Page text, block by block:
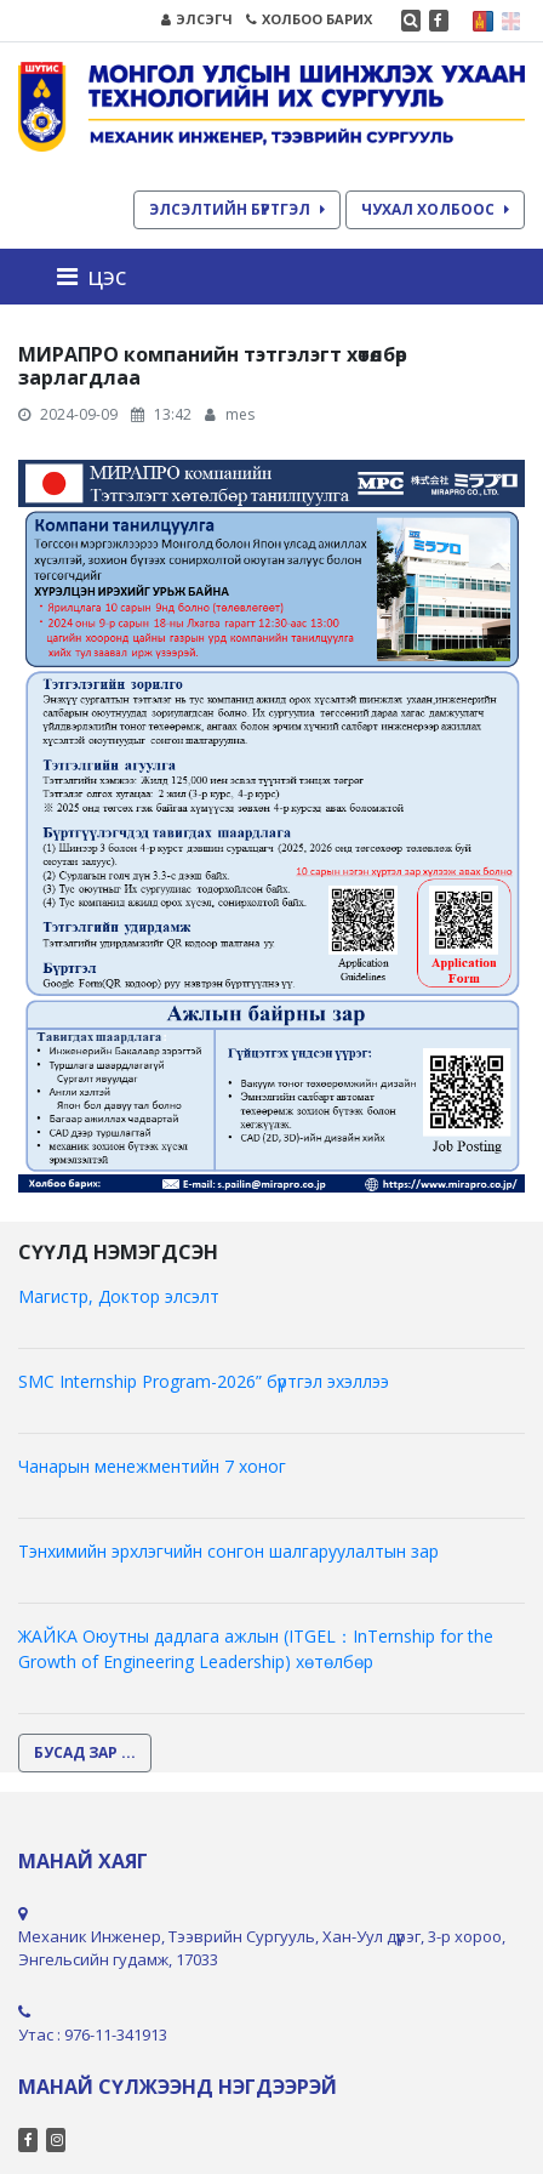
ЭЛСЭГЧ ХОЛБОО БАРИХ
ЭЛСЭЛТИЙН БҮРТГЭЛ ЧУХАЛ ХОЛБООС
цэс
МИРАПРО компанийн тэтгэлэгт хөтөлбөр
зарлагдлаа
2024-09-09 13:42 mes
СҮҮЛД НЭМЭГДСЭН
Магистр, Доктор элсэлт
SMC Internship Program-2026” бүртгэл эхэллээ
Чанарын менежментийн 7 хоног
Тэнхимийн эрхлэгчийн сонгон шалгаруулалтын зар
ЖАЙКА Оюутны дадлага ажлын (ITGEL：InTernship for the
Growth of Engineering Leadership) хөтөлбөр
БУСАД ЗАР ...
МАНАЙ ХАЯГ
Механик Инженер, Тээврийн Сургууль, Хан-Уул дүүрэг, 3-р хороо,
Энгельсийн гудамж, 17033
Утас : 976-11-341913
МАНАЙ СҮЛЖЭЭНД НЭГДЭЭРЭЙ